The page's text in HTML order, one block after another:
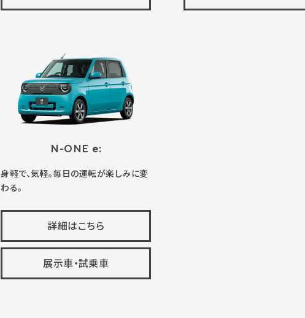
N-ONE e:
身軽で、気軽。毎日の運転が楽しみに変
わる。
詳細はこちら
展示車・試乗車